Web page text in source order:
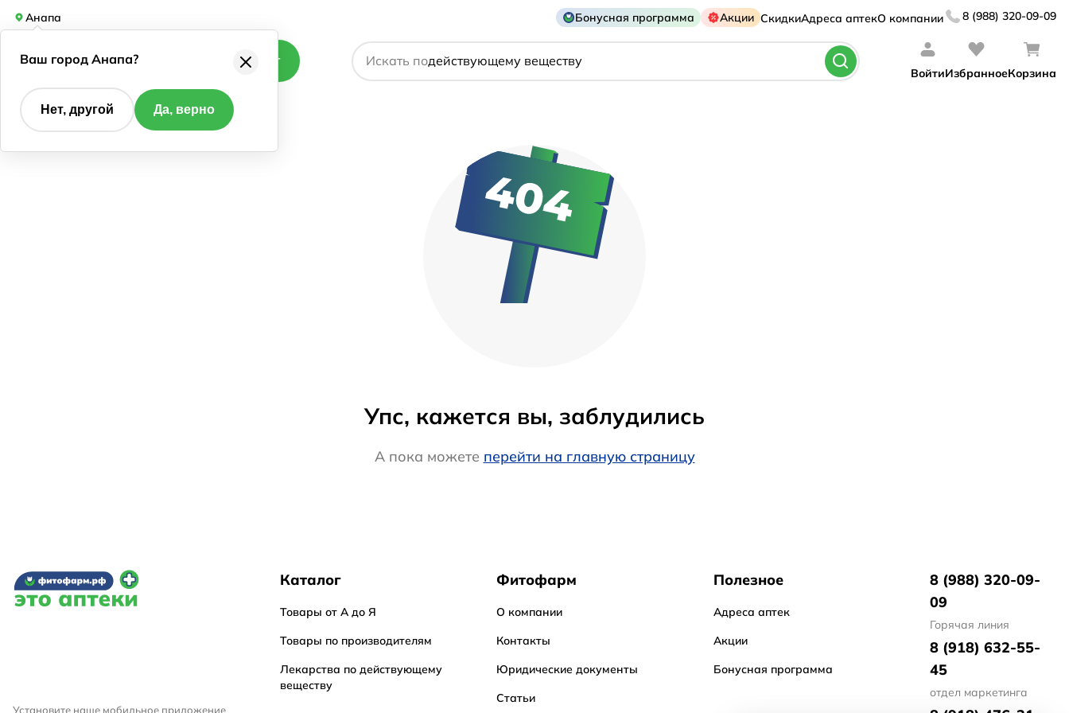
Анапа Бонусная программа Акции СкидкиАдреса аптекО компании 8 (988) 320-09-09
Каталог Искать по
названию препарата
действующему веществу
ВойтиИзбранноеКорзина
Упс, кажется вы, заблудились
А пока можете перейти на главную страницу
Установите наше мобильное приложение
Каталог
Товары от А до Я
Товары по производителям
Лекарства по действующему
веществу
Фитофарм
О компании
Контакты
Юридические документы
Статьи
Полезное
Адреса аптек
Акции
Бонусная программа
8 (988) 320-09-
09
Горячая линия
8 (918) 632-55-
45
отдел маркетинга
Ваш город Анапа?
Нет, другой Да, верно